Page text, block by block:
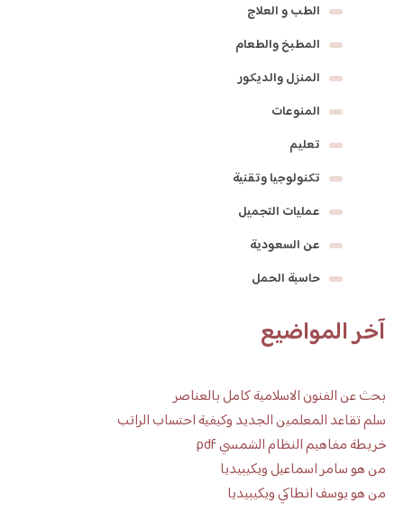
الطب و العلاج
المطبخ والطعام
المنزل والديكور
المنوعات
تعليم
تكنولوجيا وتقنية
عمليات التجميل
عن السعودية
حاسبة الحمل
آخر المواضيع
بحث عن الفنون الاسلامية كامل بالعناصر
سلم تقاعد المعلمين الجديد وكيفية احتساب الراتب
خريطة مفاهيم النظام الشمسي pdf
من هو سامر اسماعيل ويكيبيديا
من هو يوسف انطاكي ويكيبيديا